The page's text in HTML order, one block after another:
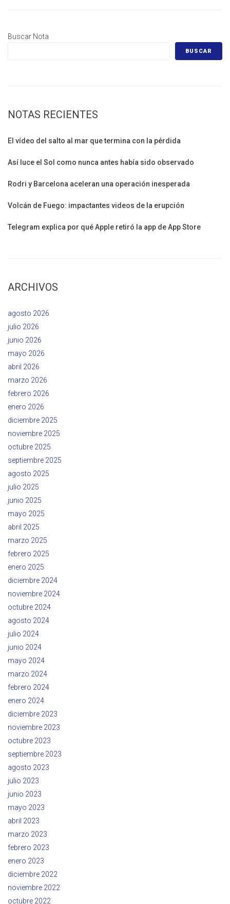
Buscar Nota
BUSCAR
NOTAS RECIENTES
El vídeo del salto al mar que termina con la pérdida
Así luce el Sol como nunca antes había sido observado
Rodri y Barcelona aceleran una operación inesperada
Volcán de Fuego: impactantes videos de la erupción
Telegram explica por qué Apple retiró la app de App Store
ARCHIVOS
agosto 2026
julio 2026
junio 2026
mayo 2026
abril 2026
marzo 2026
febrero 2026
enero 2026
diciembre 2025
noviembre 2025
octubre 2025
septiembre 2025
agosto 2025
julio 2025
junio 2025
mayo 2025
abril 2025
marzo 2025
febrero 2025
enero 2025
diciembre 2024
noviembre 2024
octubre 2024
agosto 2024
julio 2024
junio 2024
mayo 2024
marzo 2024
febrero 2024
enero 2024
diciembre 2023
noviembre 2023
octubre 2023
septiembre 2023
agosto 2023
julio 2023
junio 2023
mayo 2023
abril 2023
marzo 2023
febrero 2023
enero 2023
diciembre 2022
noviembre 2022
octubre 2022